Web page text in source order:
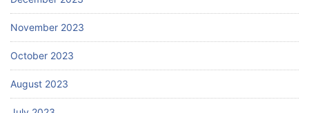
November 2023
October 2023
August 2023